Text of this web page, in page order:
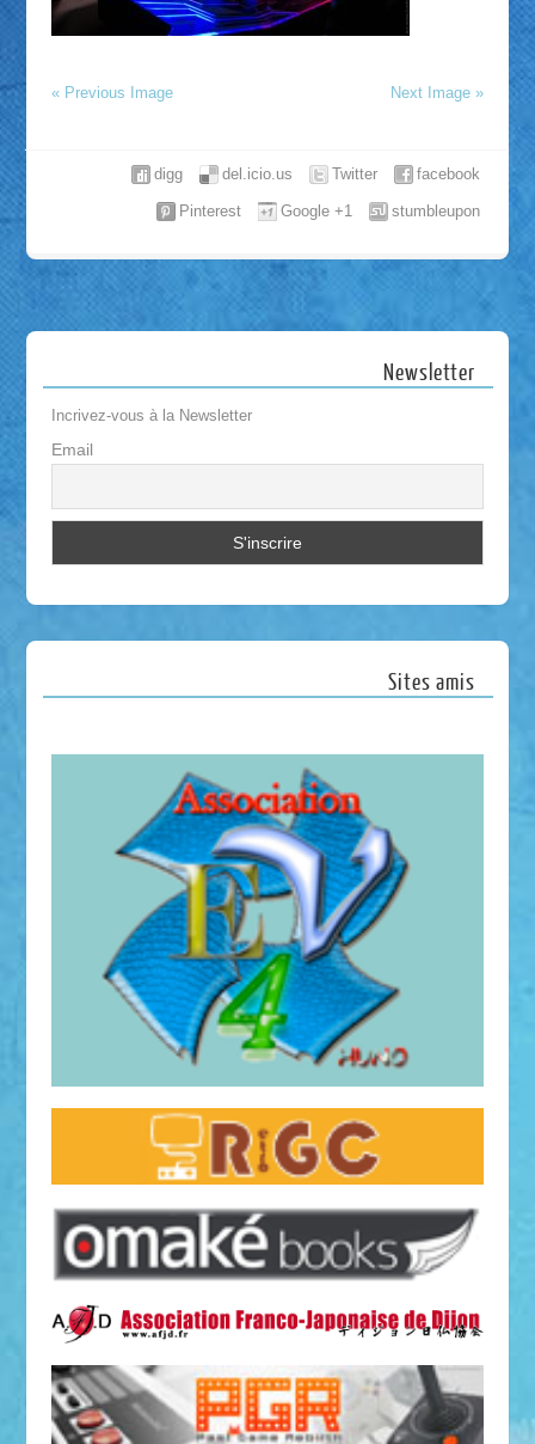
« Previous Image Next Image »
facebook
Twitter
del.icio.us
digg
stumbleupon
Google +1
Pinterest
Newsletter
Incrivez-vous à la Newsletter
Email
Sites amis